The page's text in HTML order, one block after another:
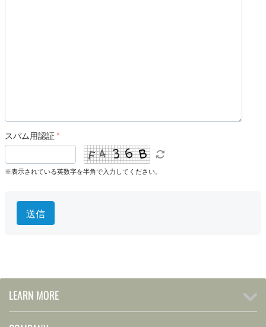
スパム用認証
※表示されている英数字を半角で入力してください。
送信
LEARN MORE